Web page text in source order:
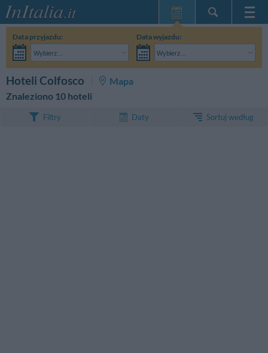
InItalia Klub
Data przyjazdu:
Wybierz...
Data wyjazdu:
Wybierz...
Hoteli Colfosco
Mapa
Znaleziono 10 hoteli
Filtry Daty Sortuj według